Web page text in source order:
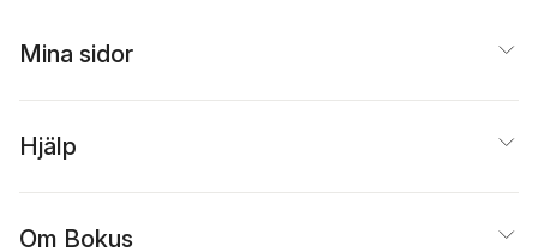
Mina sidor
Hjälp
Om Bokus